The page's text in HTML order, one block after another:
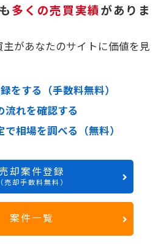
多くの売買実績がありま
があなたのサイトに価値を見
をする（手数料無料）
流れを確認する
相場を調べる（無料）
却案件登録
（売却手数料無料）
案件一覧